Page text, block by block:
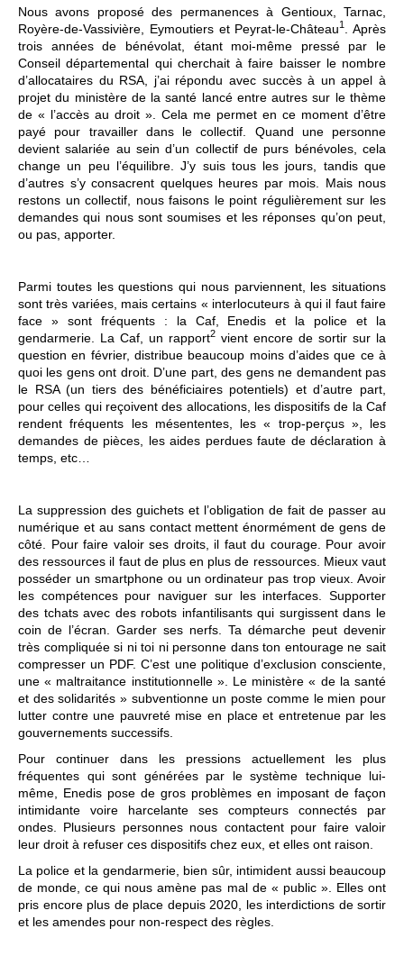
Nous avons proposé des permanences à Gentioux, Tarnac,
Royère-de-Vassivière, Eymoutiers et Peyrat-le-Château1
. Après
trois années de bénévolat, étant moi-même pressé par le
Conseil départemental qui cherchait à faire baisser le nombre
d’allocataires du RSA, j’ai répondu avec succès à un appel à
projet du ministère de la santé lancé entre autres sur le thème
de « l’accès au droit ». Cela me permet en ce moment d’être
payé pour travailler dans le collectif. Quand une personne
devient salariée au sein d’un collectif de purs bénévoles, cela
change un peu l’équilibre. J’y suis tous les jours, tandis que
d’autres s’y consacrent quelques heures par mois. Mais nous
restons un collectif, nous faisons le point régulièrement sur les
demandes qui nous sont soumises et les réponses qu’on peut,
ou pas, apporter.
Parmi toutes les questions qui nous parviennent, les situations
sont très variées, mais certains « interlocuteurs à qui il faut faire
face » sont fréquents : la Caf, Enedis et la police et la
gendarmerie. La Caf, un rapport2 vient encore de sortir sur la
question en février, distribue beaucoup moins d’aides que ce à
quoi les gens ont droit. D’une part, des gens ne demandent pas
le RSA (un tiers des bénéficiaires potentiels) et d’autre part,
pour celles qui reçoivent des allocations, les dispositifs de la Caf
rendent fréquents les mésententes, les « trop-perçus », les
demandes de pièces, les aides perdues faute de déclaration à
temps, etc…
La suppression des guichets et l’obligation de fait de passer au
numérique et au sans contact mettent énormément de gens de
côté. Pour faire valoir ses droits, il faut du courage. Pour avoir
des ressources il faut de plus en plus de ressources. Mieux vaut
posséder un smartphone ou un ordinateur pas trop vieux. Avoir
les compétences pour naviguer sur les interfaces. Supporter
des tchats avec des robots infantilisants qui surgissent dans le
coin de l’écran. Garder ses nerfs. Ta démarche peut devenir
très compliquée si ni toi ni personne dans ton entourage ne sait
compresser un PDF. C’est une politique d’exclusion consciente,
une « maltraitance institutionnelle ». Le ministère « de la santé
et des solidarités » subventionne un poste comme le mien pour
lutter contre une pauvreté mise en place et entretenue par les
gouvernements successifs.
Pour continuer dans les pressions actuellement les plus
fréquentes qui sont générées par le système technique lui-
même, Enedis pose de gros problèmes en imposant de façon
intimidante voire harcelante ses compteurs connectés par
ondes. Plusieurs personnes nous contactent pour faire valoir
leur droit à refuser ces dispositifs chez eux, et elles ont raison.
La police et la gendarmerie, bien sûr, intimident aussi beaucoup
de monde, ce qui nous amène pas mal de « public ». Elles ont
pris encore plus de place depuis 2020, les interdictions de sortir
et les amendes pour non-respect des règles.